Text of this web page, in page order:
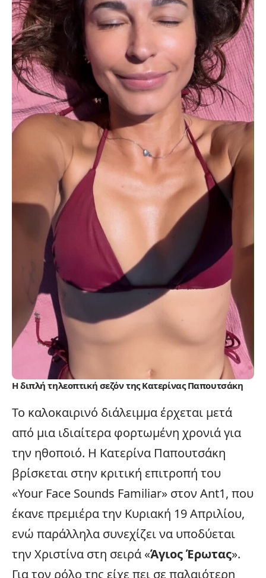
Η διπλή τηλεοπτική σεζόν της Κατερίνας Παπουτσάκη
Το καλοκαιρινό διάλειμμα έρχεται μετά
από μια ιδιαίτερα φορτωμένη χρονιά για
την ηθοποιό. Η Κατερίνα Παπουτσάκη
βρίσκεται στην κριτική επιτροπή του
«Your Face Sounds Familiar» στον Ant1, που
έκανε πρεμιέρατην Κυριακή 19 Απριλίου,
ενώ παράλληλα συνεχίζει να υποδύεται
την Χριστίνα στη σειρά «Άγιος Έρωτας».
Για τον ρόλο της είχε πει σε παλαιότερη